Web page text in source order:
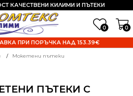
0 0
КАЧЕСТВЕНИ КИЛИМИ И ПЪТЕКИ
ПРИ ПОРЪЧКА НАД 153.39€
Мокетени пътеки
ПЪТЕКИ С